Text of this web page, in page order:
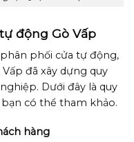
động Gò Vấp
phối cửa tự động,
đã xây dựng quy
Dưới đây là quy
có thể tham khảo.
hàng